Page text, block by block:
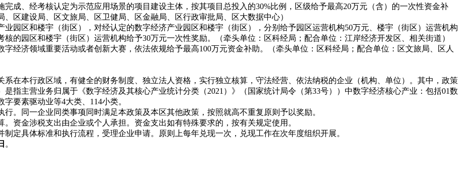
成、经考核认定为示范应用场景的项目建设主体，按其项目总投入的30%比例，区级给予最高20万元（含）的一次性资金补
区建设局、区文旅局、区卫健局、区金融局、区行政审批局、区大数据中心）
业园区和楼宇（街区），对经认定的数字经济产业园区和楼宇（街区），分别给予园区运营机构50万元、楼宇（街区）运营机构
的园区和楼宇（街区）运营机构给予30万元一次性奖励。（牵头单位：区科经局；配合单位：江岸经济开发区、相关街道）
字经济领域重要活动或者创新大赛，依法依规给予最高100万元资金补助。（牵头单位：区科经局；配合单位：区文旅局、区人
系在本行政区域，有健全的财务制度、独立法人资格，实行独立核算，守法经营、依法纳税的企业（机构、单位）。其中，政策
指主营业务归属于《数字经济及其核心产业统计分类（2021）》（国家统计局令（第33号））中数字经济核心产业：包括01数
要素驱动业等4大类、114小类。
。同一企业同类事项同时满足本政策及本区其他政策，按照就高不重复原则予以奖励。
资金涉税支出由企业或个人承担。资金支出如有特殊要求的，按有关规定使用。
定具体标准和执行流程，受理企业申请。原则上每年兑现一次，兑现工作在次年度组织开展。
。